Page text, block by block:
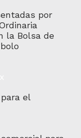
por
la Bolsa de
el